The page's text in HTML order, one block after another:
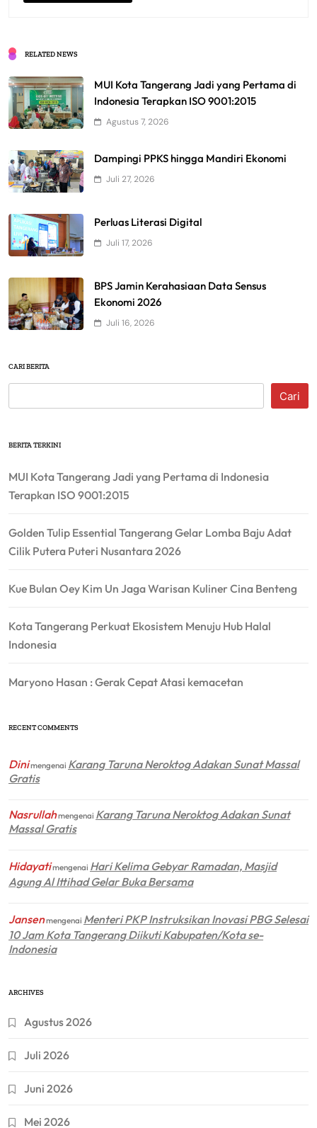
RELATED NEWS
MUI Kota Tangerang Jadi yang Pertama di
Indonesia Terapkan ISO 9001:2015
Agustus 7, 2026
Dampingi PPKS hingga Mandiri Ekonomi
Juli 27, 2026
Perluas Literasi Digital
Juli 17, 2026
BPS Jamin Kerahasiaan Data Sensus
Ekonomi 2026
Juli 16, 2026
CARI BERITA
Cari
BERITA TERKINI
MUI Kota Tangerang Jadi yang Pertama di Indonesia
Terapkan ISO 9001:2015
Golden Tulip Essential Tangerang Gelar Lomba Baju Adat
Cilik Putera Puteri Nusantara 2026
Kue Bulan Oey Kim Un Jaga Warisan Kuliner Cina Benteng
Kota Tangerang Perkuat Ekosistem Menuju Hub Halal
Indonesia
Maryono Hasan : Gerak Cepat Atasi kemacetan
RECENT COMMENTS
Dinimengenai Karang Taruna Neroktog Adakan Sunat Massal
Gratis
Nasrullahmengenai Karang Taruna Neroktog Adakan Sunat
Massal Gratis
Hidayatimengenai Hari Kelima Gebyar Ramadan, Masjid
Agung Al Ittihad Gelar Buka Bersama
Jansenmengenai Menteri PKP Instruksikan Inovasi PBG Selesai
10 Jam Kota Tangerang Diikuti Kabupaten/Kota se-
Indonesia
ARCHIVES
Agustus 2026
Juli 2026
Juni 2026
Mei 2026